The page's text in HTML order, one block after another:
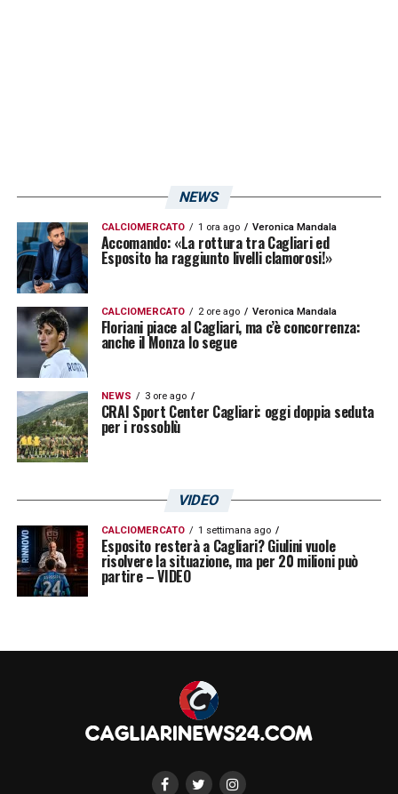
NEWS
CALCIOMERCATO 1 ora ago Veronica Mandala
Accomando: «La rottura tra Cagliari ed
Esposito ha raggiunto livelli clamorosi!»
CALCIOMERCATO 2 ore ago Veronica Mandala
Floriani piace al Cagliari, ma c’è concorrenza:
anche il Monza lo segue
NEWS 3 ore ago
CRAI Sport Center Cagliari: oggi doppia seduta
per i rossoblù
VIDEO
CALCIOMERCATO 1 settimana ago
Esposito resterà a Cagliari? Giulini vuole
risolvere la situazione, ma per 20 milioni può
partire – VIDEO